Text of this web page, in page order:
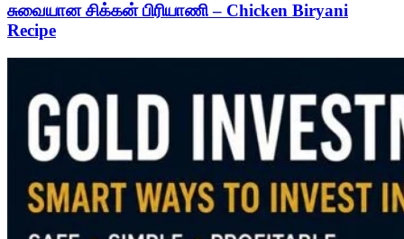
சுவையான சிக்கன் பிரியாணி – Chicken Biryani
Recipe